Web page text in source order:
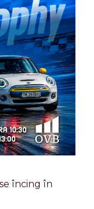
încing în